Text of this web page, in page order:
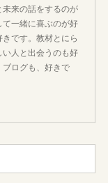
来の話をするのが
一緒に喜ぶのが好
です。教材とにら
人と出会うのも好
ログも、好きで